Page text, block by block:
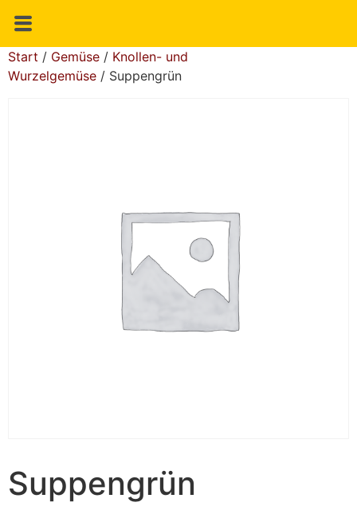
Start / Gemüse / Knollen- und
Wurzelgemüse / Suppengrün
Suppengrün